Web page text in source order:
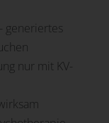
generiertes
nur mit KV-